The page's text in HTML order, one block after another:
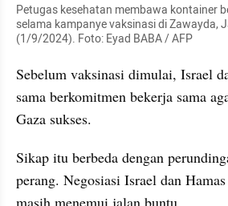
Petugas kesehatan membawa kontainer
selama kampanye vaksinasi di Zawayda,
(1/9/2024). Foto: Eyad BABA / AFP
Sebelum vaksinasi dimulai, Israel
sama berkomitmen bekerja sama
Gaza sukses.
Sikap itu berbeda dengan
perang. Negosiasi Israel dan
masih menemui jalan buntu.